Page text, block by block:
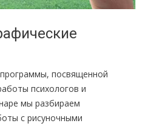
посвященной
психологов и
мы разбираем
с рисуночными